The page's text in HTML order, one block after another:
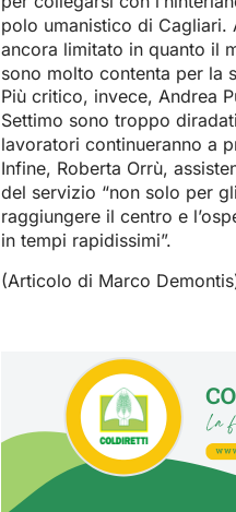
polo umanistico di Cagliari.
ancora limitato in quanto il
sono molto contenta per la
Più critico, invece, Andrea
Settimo sono troppo
lavoratori continueranno a
Infine, Roberta Orrù,
del servizio “non solo per
raggiungere il centro e
in tempi rapidissimi”.
(Articolo di Marco